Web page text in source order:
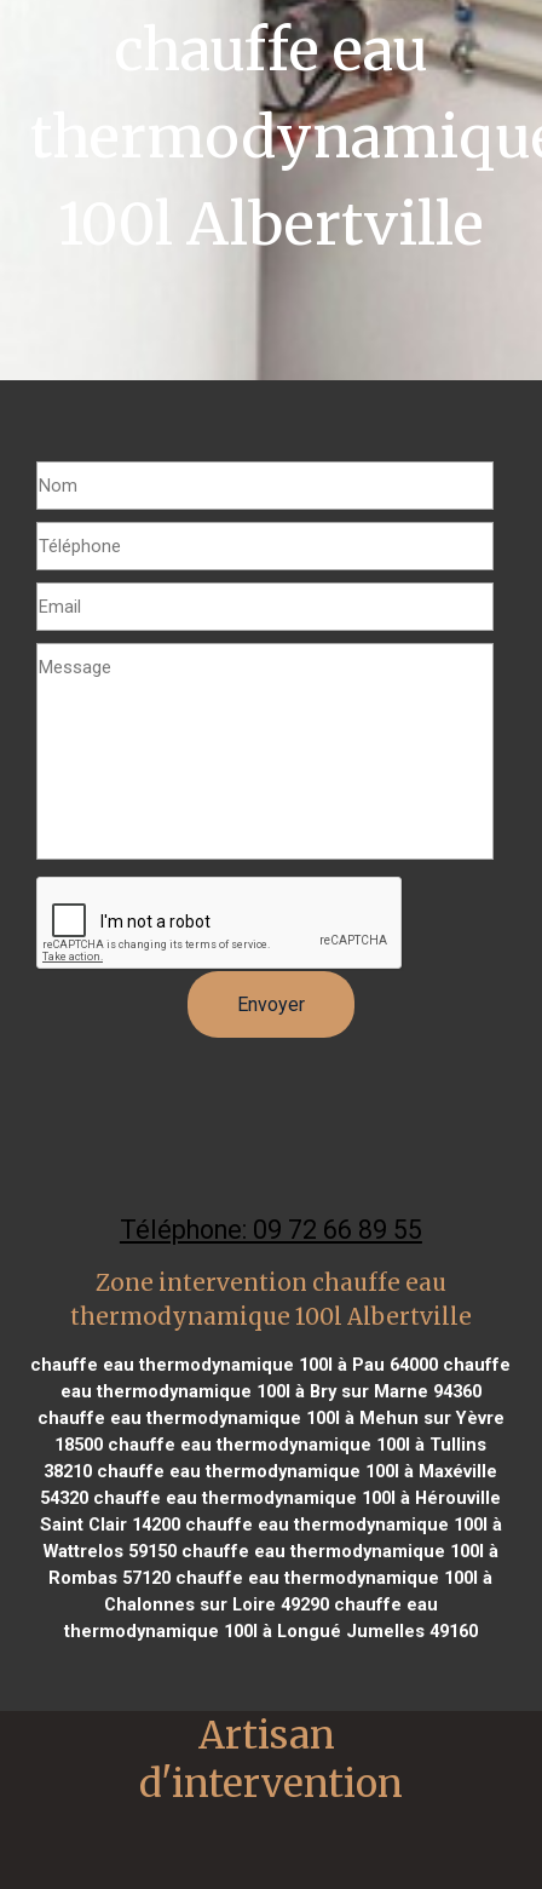
chauffe eau
100l Albertville
Téléphone: 09 72 66 89 55
Zone intervention chauffe eau
thermodynamique 100l Albertville
chauffe eau thermodynamique 100l à Pau 64000 chauffe
eau thermodynamique 100l à Bry sur Marne 94360
chauffe eau thermodynamique 100l à Mehun sur Yèvre
18500 chauffe eau thermodynamique 100l à Tullins
38210 chauffe eau thermodynamique 100l à Maxéville
54320 chauffe eau thermodynamique 100l à Hérouville
Saint Clair 14200chauffe eau thermodynamique 100l à
Wattrelos 59150chauffe eau thermodynamique 100l à
Rombas 57120 chauffe eau thermodynamique 100l à
Chalonnes sur Loire 49290chauffe eau
thermodynamique 100l à Longué Jumelles 49160
Artisan
d'intervention